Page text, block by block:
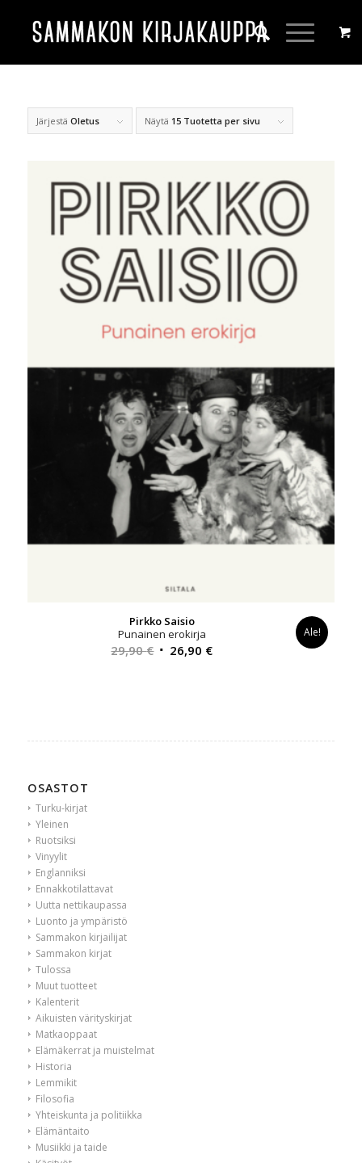
Järjestä Oletus Näytä 15 Tuotetta per sivu
Pirkko Saisio
Punainen erokirja
29,90€ Alkuperäinen
26,90 €Nykyinen
Ale!
OSASTOT
Turku-kirjat
Yleinen
Ruotsiksi
Vinyylit
Englanniksi
Ennakkotilattavat
Uutta nettikaupassa
Luonto ja ympäristö
Sammakon kirjailijat
Sammakon kirjat
Tulossa
Muut tuotteet
Kalenterit
Aikuisten värityskirjat
Matkaoppaat
Elämäkerrat ja muistelmat
Historia
Lemmikit
Filosofia
Yhteiskunta ja politiikka
Elämäntaito
Musiikki ja taide